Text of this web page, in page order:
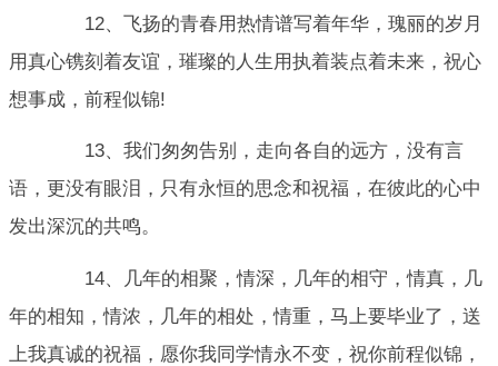
12、飞扬的青春用热情谱写着年华，瑰丽的岁月
用真心镌刻着友谊，璀璨的人生用执着装点着未来，祝心
想事成，前程似锦!
13、我们匆匆告别，走向各自的远方，没有言
语，更没有眼泪，只有永恒的思念和祝福，在彼此的心中
发出深沉的共鸣。
14、几年的相聚，情深，几年的相守，情真，几
年的相知，情浓，几年的相处，情重，马上要毕业了，送
上我真诚的祝福，愿你我同学情永不变，祝你前程似锦，